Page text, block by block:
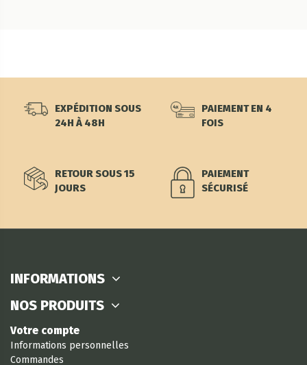
EXPÉDITION SOUS
24H À 48H
PAIEMENT EN 4
FOIS
RETOUR SOUS 15
JOURS
PAIEMENT
SÉCURISÉ
INFORMATIONS
NOS PRODUITS
Votre compte
Informations personnelles
Commandes